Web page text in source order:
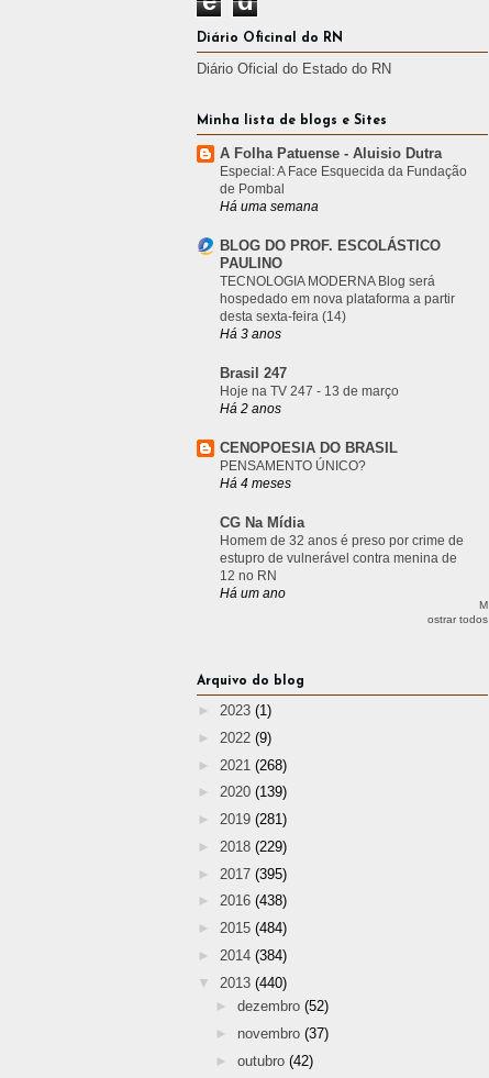
Diário Oficinal do RN
Diário Oficial do Estado do RN
Minha lista de blogs e Sites
A Folha Patuense - Aluisio Dutra
Especial: A Face Esquecida da Fundação
de Pombal
Há uma semana
BLOG DO PROF. ESCOLÁSTICO
PAULINO
TECNOLOGIA MODERNA Blog será
hospedado em nova plataforma a partir
desta sexta-feira (14)
Há 3 anos
Brasil 247
Hoje na TV 247 - 13 de março
Há 2 anos
CENOPOESIA DO BRASIL
PENSAMENTO ÚNICO?
Há 4 meses
CG Na Mídia
Homem de 32 anos é preso por crime de
estupro de vulnerável contra menina de
12 no RN
Há um ano
M
ostrar todos
Arquivo do blog
► 2023 (1)
► 2022 (9)
► 2021 (268)
► 2020 (139)
► 2019 (281)
► 2018 (229)
► 2017 (395)
► 2016 (438)
► 2015 (484)
► 2014 (384)
▼ 2013 (440)
► dezembro (52)
► novembro (37)
► outubro (42)